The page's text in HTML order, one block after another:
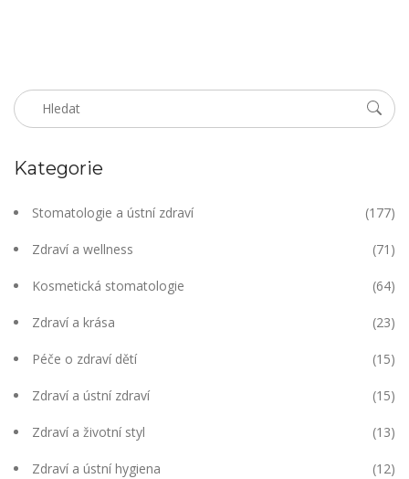
Kategorie
Stomatologie a ústní zdraví (177)
Zdraví a wellness (71)
Kosmetická stomatologie (64)
Zdraví a krása (23)
Péče o zdraví dětí (15)
Zdraví a ústní zdraví (15)
Zdraví a životní styl (13)
Zdraví a ústní hygiena (12)